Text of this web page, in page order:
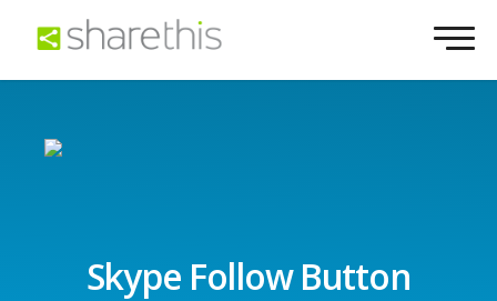
Skype Follow Button